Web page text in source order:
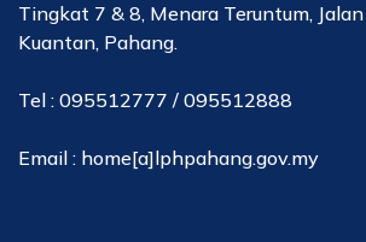
Tingkat 7 & 8, Menara Teruntum,
Kuantan, Pahang.
Tel : 095512777 / 095512888
Email : home[a]lphpahang.gov.my